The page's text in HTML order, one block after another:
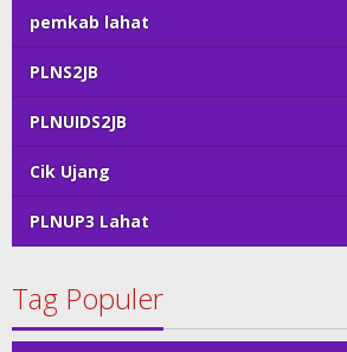
pemkab lahat
PLNS2JB
PLNUIDS2JB
Cik Ujang
PLNUP3 Lahat
Tag Populer